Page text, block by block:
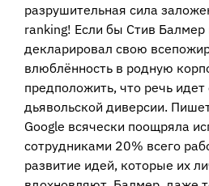
разрушительная сила
ranking! Если бы Стив
декларировал свою
влюблённость в родную
предположить, что речь
дьявольской диверсии.
Google всячески поощряла
сотрудниками 20% всего
развитие идей, которые их